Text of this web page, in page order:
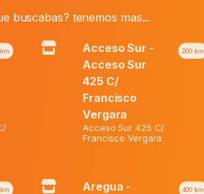
precio
original
era:
₲ 226.500.
Web:₲90.600 El
actual
es:
₲ 90.600.
Añadir al carrito
Pañal Para Bebe
buscabas? tenemos mas...
km
Acceso Sur -
Acceso Sur
425 C/
Francisco
Vergara
200 km
Acceso Sur 425 C/
Francisco Vergara
km
Aregua -
400 km